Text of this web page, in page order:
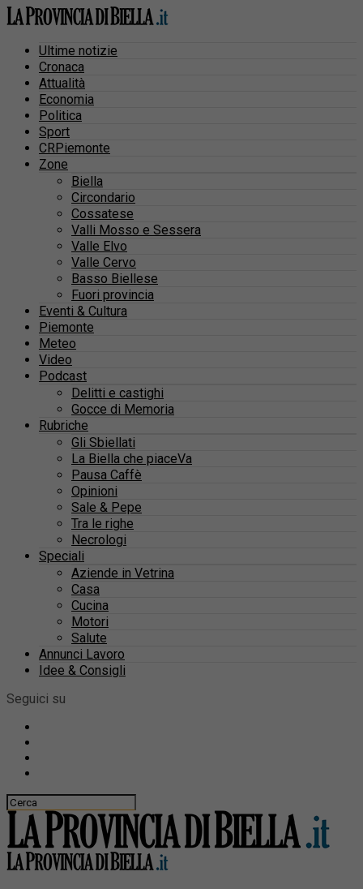
Ultime notizie
Cronaca
Attualità
Economia
Politica
Sport
CRPiemonte
Zone
Biella
Circondario
Cossatese
Valli Mosso e Sessera
Valle Elvo
Valle Cervo
Basso Biellese
Fuori provincia
Eventi & Cultura
Piemonte
Meteo
Video
Podcast
Delitti e castighi
Gocce di Memoria
Rubriche
Gli Sbiellati
La Biella che piaceVa
Pausa Caffè
Opinioni
Sale & Pepe
Tra le righe
Necrologi
Speciali
Aziende in Vetrina
Casa
Cucina
Motori
Salute
Annunci Lavoro
Idee & Consigli
Seguici su